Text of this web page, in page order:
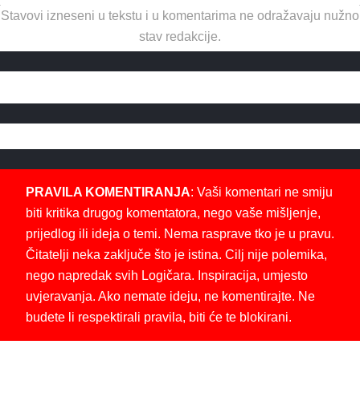
Stavovi izneseni u tekstu i u komentarima ne odražavaju nužno
stav redakcije.
PRAVILA KOMENTIRANJA: Vaši komentari ne smiju
biti kritika drugog komentatora, nego vaše mišljenje,
prijedlog ili ideja o temi. Nema rasprave tko je u pravu.
Čitatelji neka zaključe što je istina. Cilj nije polemika,
nego napredak svih Logičara. Inspiracija, umjesto
uvjeravanja. Ako nemate ideju, ne komentirajte. Ne
budete li respektirali pravila, biti će te blokirani.